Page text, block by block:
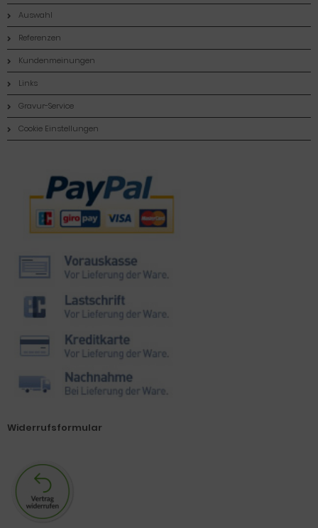
Auswahl
Referenzen
Kundenmeinungen
Links
Gravur-Service
Cookie Einstellungen
Zahlungsmethoden
Widerrufsformular